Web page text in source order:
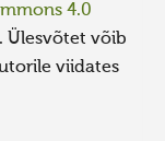
4.0
Ülesvõtet võib
viidates